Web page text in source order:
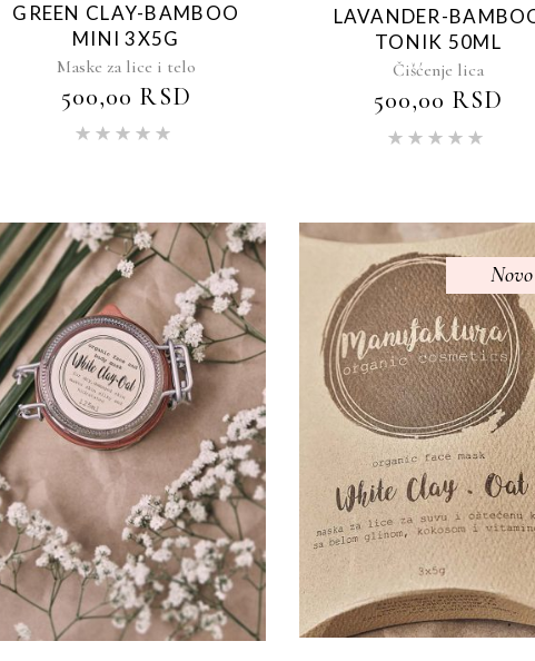
GREEN CLAY-BAMBOO
MINI 3X5G
Maske za lice i telo
500,00 RSD
LAVANDER-
TONIK 50ML
Čišćenje lica
500,00 RSD
Novo